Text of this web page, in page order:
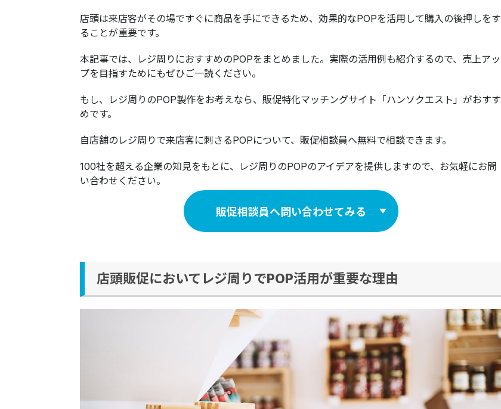
店頭は来店客がその場ですぐに商品を手にできるため、効果的なPOPを活用して購入の後押しをす
ることが重要です。
本記事では、レジ周りにおすすめのPOPをまとめました。実際の活用例も紹介するので、売上アッ
プを目指すためにもぜひご一読ください。
もし、レジ周りのPOP製作をお考えなら、販促特化マッチングサイト「ハンソクエスト」がおすす
めです。
自店舗のレジ周りで来店客に刺さるPOPについて、販促相談員へ無料で相談できます。
100社を超える企業の知見をもとに、​​​​​​​​​​​​​​​​​​​​​レジ周りのPOPのアイデアを提供しますので、お気軽にお問
い合わせください。
販促相談員へ問い合わせてみる
店頭販促においてレジ周りでPOP活用が重要な理由